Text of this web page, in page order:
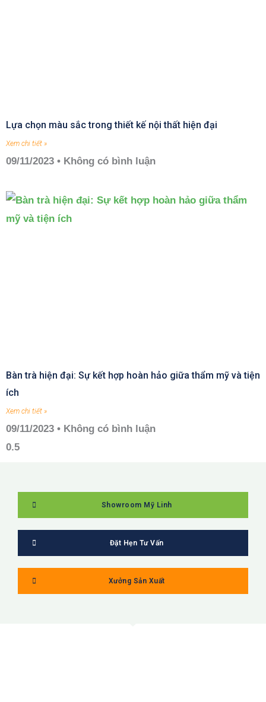
Lựa chọn màu sắc trong thiết kế nội thất hiện đại
Xem chi tiết »
09/11/2023 Không có bình luận
Bàn trà hiện đại: Sự kết hợp hoàn hảo giữa thẩm mỹ và tiện
ích
Xem chi tiết »
09/11/2023 Không có bình luận
Showroom Mỹ Linh
Đặt Hẹn Tư Vấn
Xưởng Sản Xuất